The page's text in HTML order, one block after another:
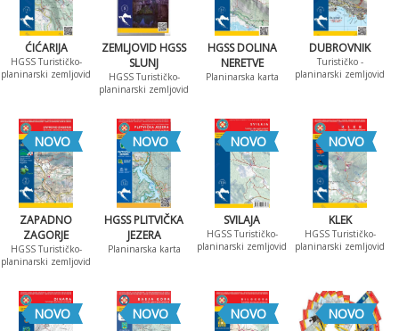
ĆIĆARIJA
HGSS Turističko-
planinarski zemljovid
ZEMLJOVID HGSS
SLUNJ
HGSS Turističko-
planinarski zemljovid
HGSS DOLINA
NERETVE
Planinarska karta
DUBROVNIK
Turističko -
planinarski zemljovid
NOVO
ZAPADNO
ZAGORJE
HGSS Turističko-
planinarski zemljovid
NOVO
HGSS PLITVIČKA
JEZERA
Planinarska karta
NOVO
SVILAJA
HGSS Turističko-
planinarski zemljovid
NOVO
KLEK
HGSS Turističko-
planinarski zemljovid
NOVO NOVO NOVO NOVO